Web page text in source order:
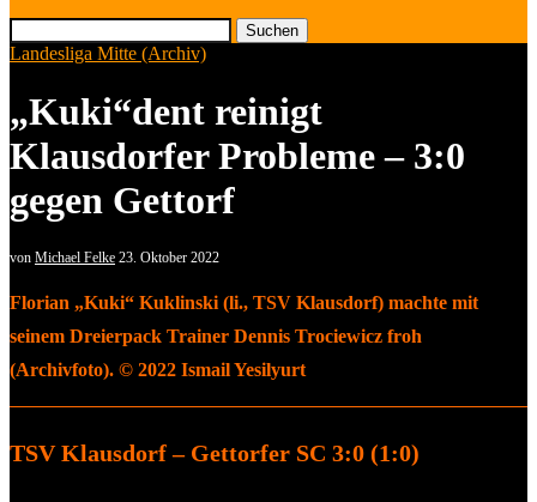
Suchen
Landesliga Mitte (Archiv)
„Kuki“dent reinigt
Klausdorfer Probleme – 3:0
gegen Gettorf
von Michael Felke 23. Oktober 2022
Florian „Kuki“ Kuklinski (li., TSV Klausdorf) machte mit
seinem Dreierpack Trainer Dennis Trociewicz froh
(Archivfoto). © 2022 Ismail Yesilyurt
TSV Klausdorf – Gettorfer SC 3:0 (1:0)